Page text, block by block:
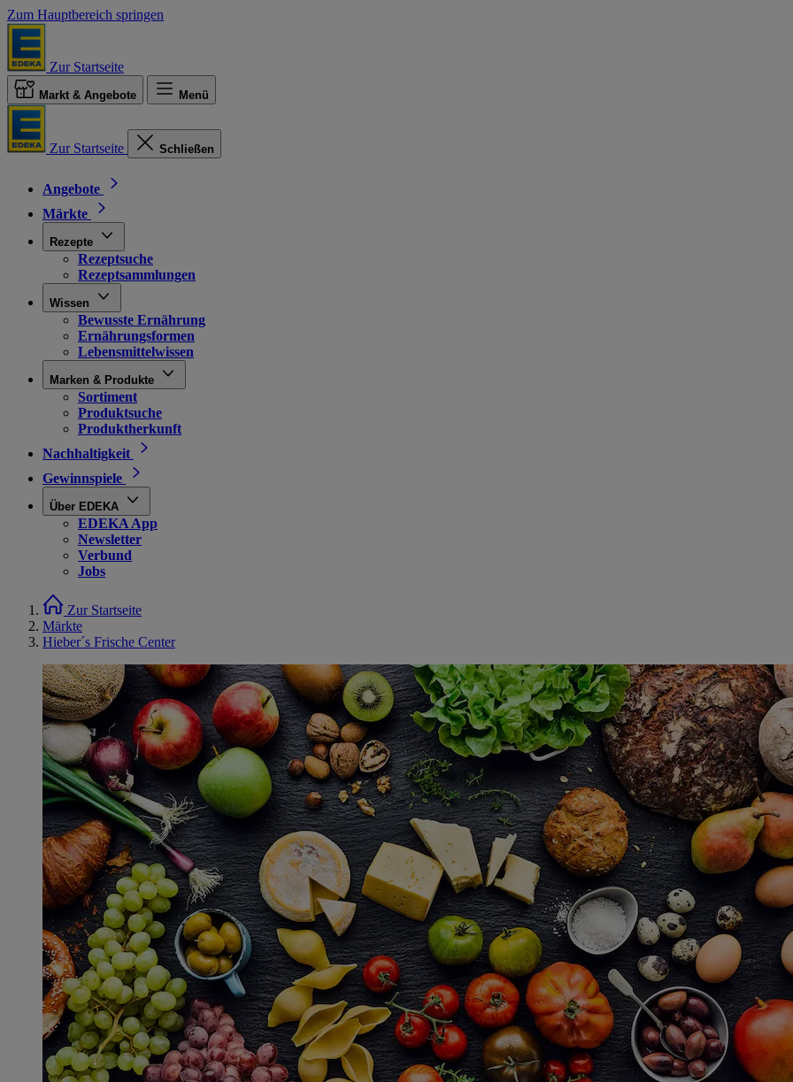
Zum Hauptbereich springen
Zur Startseite
Markt & Angebote Menü
Zur Startseite Schließen
Angebote
Märkte
Rezepte
Rezeptsuche
Rezeptsammlungen
Wissen
Bewusste Ernährung
Ernährungsformen
Lebensmittelwissen
Marken & Produkte
Sortiment
Produktsuche
Produktherkunft
Nachhaltigkeit
Gewinnspiele
Über EDEKA
EDEKA App
Newsletter
Verbund
Jobs
Zur Startseite
Märkte
Hieber´s Frische Center